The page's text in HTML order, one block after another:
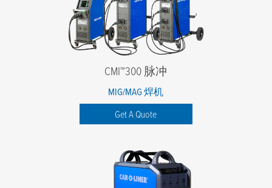
CMI™300 脉冲
MIG/MAG 焊机
Get A Quote